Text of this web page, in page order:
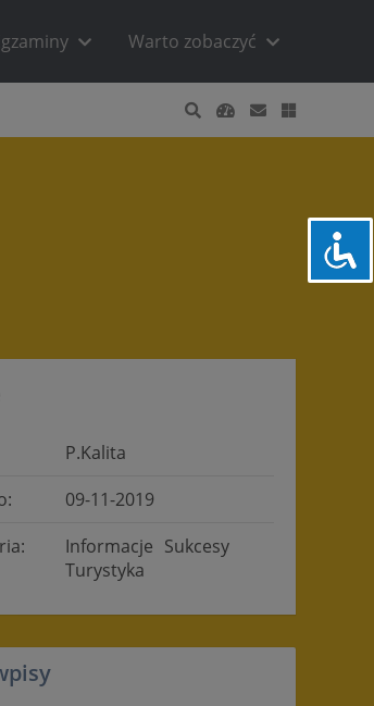
Warto zobaczyć
P.Kalita
09-11-2019
Informacje Sukcesy
Turystyka